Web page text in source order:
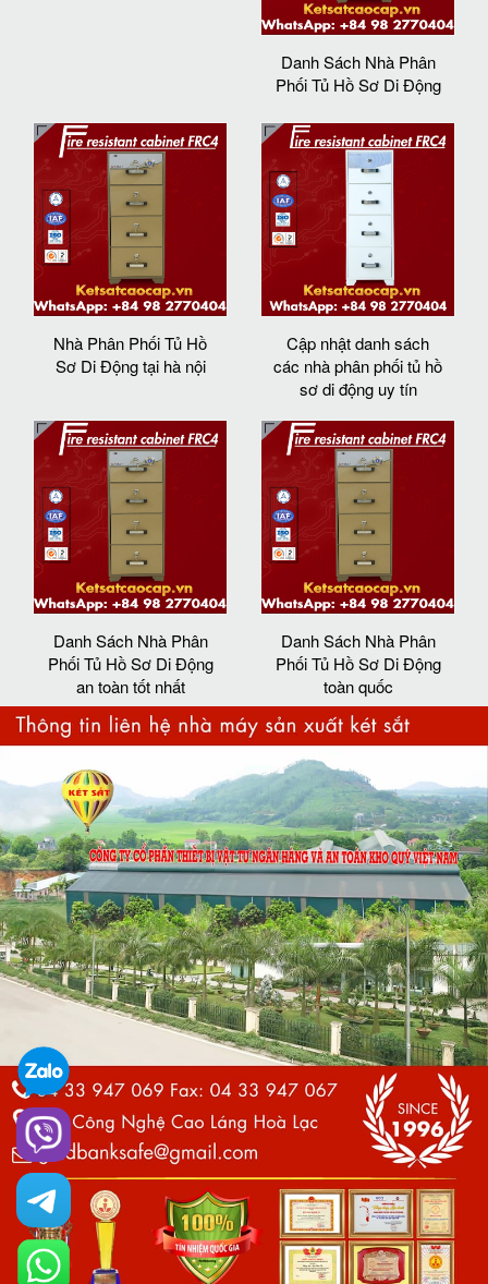
Danh Sách Nhà Phân
Phối Tủ Hồ Sơ Di Động
Nhà Phân Phối Tủ Hồ
Sơ Di Động tại hà nội
Cập nhật danh sách
các nhà phân phối tủ hồ
sơ di động uy tín
Danh Sách Nhà Phân
Phối Tủ Hồ Sơ Di Động
an toàn tốt nhất
Danh Sách Nhà Phân
Phối Tủ Hồ Sơ Di Động
toàn quốc